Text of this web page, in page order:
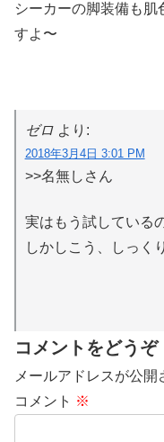
シーカーの脚装備も肌
すよ〜
ゼロ より:
2018年3月4日 3:01 PM
>>名無しさん
実はもう試している
しかしこう、しっく
コメントをどうぞ
メールアドレスが公開
コメント ※